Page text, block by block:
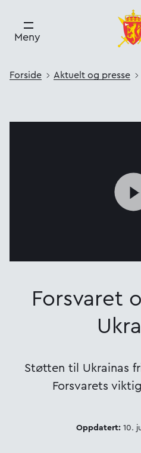
Meny
Forside Aktuelt og presse
Forsvaret
Støtten til Ukrainas
Forsvarets
Oppdatert:10.